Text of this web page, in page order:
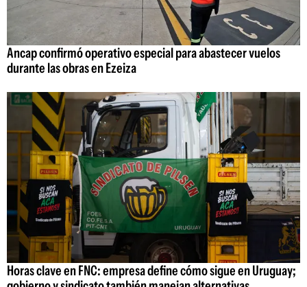
Ancap confirmó operativo especial para abastecer vuelos
durante las obras en Ezeiza
Horas clave en FNC: empresa define cómo sigue en Uruguay;